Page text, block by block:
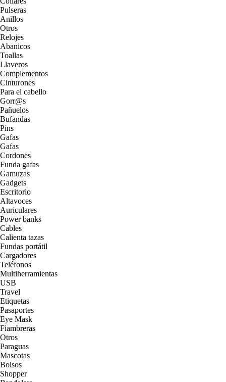
Pulseras
Anillos
Otros
Relojes
Abanicos
Toallas
Llaveros
Complementos
Cinturones
Para el cabello
Gorr@s
Pañuelos
Bufandas
Pins
Gafas
Gafas
Cordones
Funda gafas
Gamuzas
Gadgets
Escritorio
Altavoces
Auriculares
Power banks
Cables
Calienta tazas
Fundas portátil
Cargadores
Teléfonos
Multiherramientas
USB
Travel
Etiquetas
Pasaportes
Eye Mask
Fiambreras
Otros
Paraguas
Mascotas
Bolsos
Shopper